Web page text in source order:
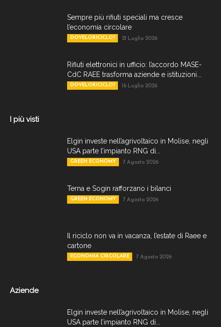
Sempre più rifiuti speciali ma cresce
l’economia circolare
DOVELORICICLO? 21 Luglio 2026
Rifiuti elettronici in ufficio: l’accordo MASE-
CdC RAEE trasforma aziende e istituzioni...
DOVELORICICLO? 16 Luglio 2026
I più visti
Elgin investe nell’agrivoltaico in Molise, negli
USA parte l’impianto RNG di...
GREEN ECONOMY 7 Agosto 2026
Terna e Sogin rafforzano i bilanci
GREEN ECONOMY 7 Agosto 2026
Il riciclo non va in vacanza, l’estate di Raee e
cartone
ECONOMIA CIRCOLARE 7 Agosto 2026
Aziende
Elgin investe nell’agrivoltaico in Molise, negli
USA parte l’impianto RNG di...